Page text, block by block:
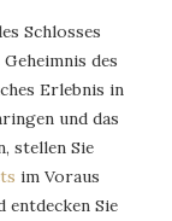
Schlosses
des
Erlebnis in
und das
stellen Sie
im Voraus
entdecken Sie